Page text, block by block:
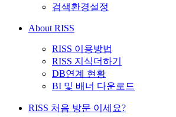
검색환경설정
About RISS
RISS 이용방법
RISS 지식더하기
DB연계 현황
BI 및 배너 다운로드
RISS 처음 방문 이세요?